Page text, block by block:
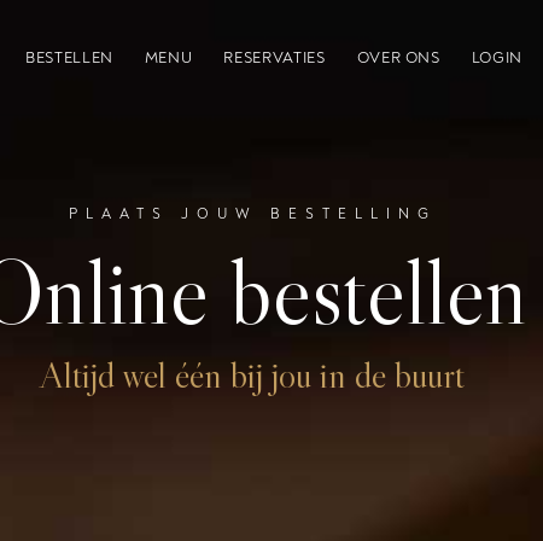
BESTELLEN MENU RESERVATIES OVER ONS LOGIN
PLAATS JOUW BESTELLING
bestellen
Altijd wel één bij jou in de buurt